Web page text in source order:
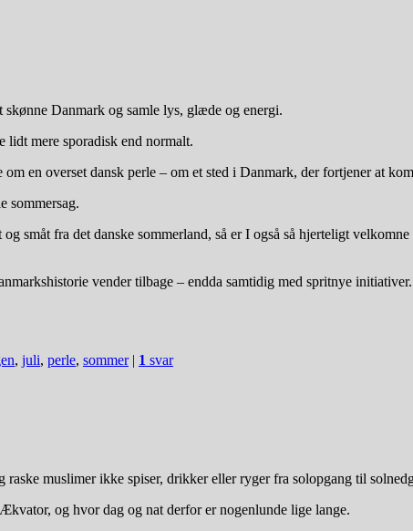
Danmark og samle lys, glæde og energi.
lidt mere sporadisk end normalt.
en overset dansk perle – om et sted i Danmark, der fortjener at
sommersag.
småt fra det danske sommerland, så er I også så hjerteligt
vender tilbage – endda samtidig med spritnye initiativer.
, juli, perle, sommer | 1 svar
muslimer ikke spiser, drikker eller ryger fra solopgang til
og hvor dag og nat derfor er nogenlunde lige lange.